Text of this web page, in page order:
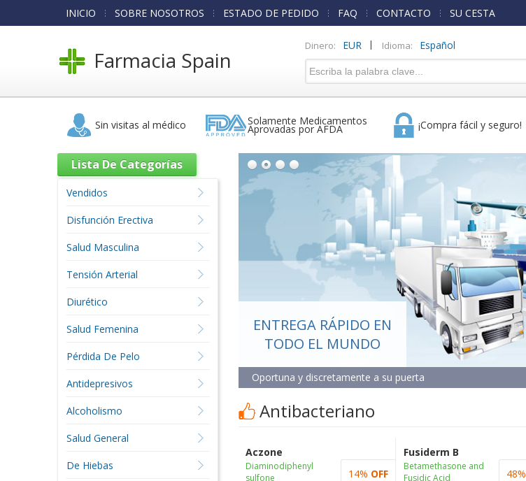
INICIO SOBRE NOSOTROS ESTADO DE PEDIDO FAQ CONTACTO SU CESTA
Farmacia Spain
Dinero: EUR | Idioma: Español
Sin visitas al médico Solamente Medicamentos
Aprovadas por AFDA ¡Compra fácil y seguro!
ENTREGA RÁPIDO EN
TODO EL MUNDO
Oportuna y discretamente a su puerta
Antibacteriano
Aczone
Diaminodiphenyl
sulfone
14% OFF
Fusiderm B
Betamethasone and
Fusidic Acid
48%
Lista De Categorías
Vendidos
Disfunción Erectiva
Salud Masculina
Tensión Arterial
Diurético
Salud Femenina
Pérdida De Pelo
Antidepresivos
Alcoholismo
Salud General
De Hiebas